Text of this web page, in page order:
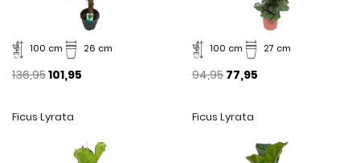
100 cm 26 cm
136,95101,95
100 cm 27 cm
94,95 77,95
Ficus Lyrata Ficus Lyrata